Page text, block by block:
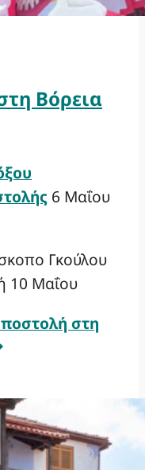
Βόρεια
6 Μαΐου
Γκούλου
10 Μαΐου
στη